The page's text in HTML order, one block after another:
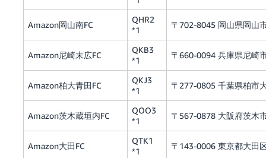
Amazon岡山南FC
QHR2
*1
〒702-8045 岡山県岡山
Amazon尼崎末広FC
QKB3
*1
〒660-0094 兵庫県尼崎
Amazon柏大青田FC
QKJ3
*1
〒277-0805 千葉県柏市
Amazon茨木蔵垣内FC
QOO3
*1
〒567-0878 大阪府茨木
Amazon大田FC
QTK1
*1
〒143-0006 東京都大田